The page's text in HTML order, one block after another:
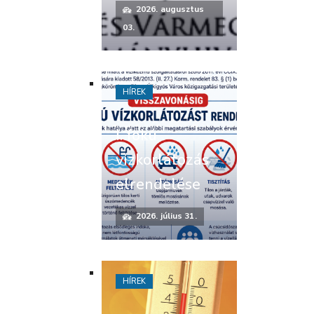
2026. augusztus
03.
I. fokú
vízkorlátozás
elrendelése
2026. július 31.
HÍREK
HÍREK